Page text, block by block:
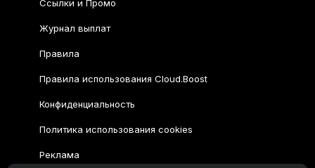
Ссылки и Промо
Журнал выплат
Правила
Правила использования Cloud.Boost
Конфиденциальность
Политика использования cookies
Реклама